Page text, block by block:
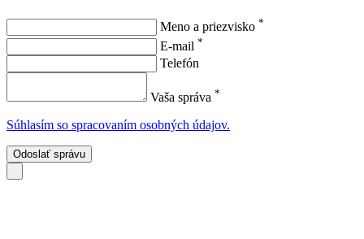
Meno a priezvisko *
E-mail *
Telefón
Vaša správa *
Súhlasím so spracovaním osobných údajov.